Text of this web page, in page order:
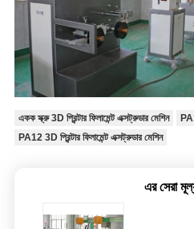
একক স্ক্রু 3D প্রিন্টার ফিলামেন্ট এক্সট্রুডার মেশিন
PA12 3D প্রিন্টার ফিলামেন্ট এক্সট্রুডার মেশিন
এর সেরা